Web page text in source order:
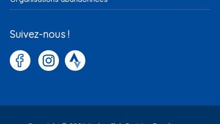
Suivez-nous !